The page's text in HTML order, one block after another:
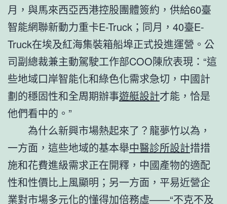
月，與馬來西亞西港控股團體簽約，供給60臺
智能網聯新動力重卡E-Truck；同月，40臺E-
Truck在埃及紅海集裝箱船埠正式投進運營。公
司副總裁兼主動駕駛工作部COO陳欣表現：“這
些地域口岸智能化和綠色化需求急切，中國計
劃的穩固性和全周期辦事遊艇設計才能，恰是
他們看中的。”
為什么新興市場熱起來了？龍夢竹以為，
一方面，這些地域的基本舉中醫診所設計措措
施和花費進級需求正在開釋，中國產物的適配
性和性價比上風顯明；另一方面，平易近營企
業對市場多元化的懂得加倍務虛——“不克不及